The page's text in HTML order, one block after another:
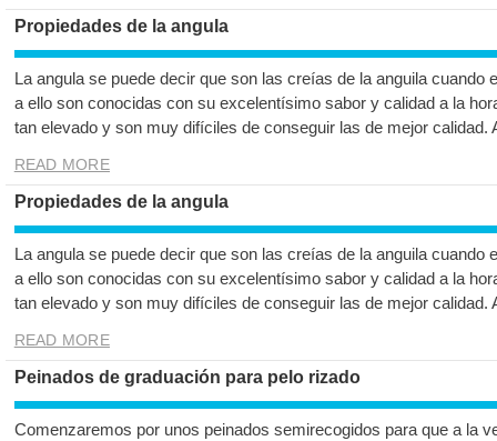
Propiedades de la angula
La angula se puede decir que son las creías de la anguila cuando
a ello son conocidas con su excelentísimo sabor y calidad a la
tan elevado y son muy difíciles de conseguir las de mejor
READ MORE
Propiedades de la angula
La angula se puede decir que son las creías de la anguila cuando
a ello son conocidas con su excelentísimo sabor y calidad a la
tan elevado y son muy difíciles de conseguir las de mejor
READ MORE
Peinados de graduación para pelo rizado
Comenzaremos por unos peinados semirecogidos para que a la